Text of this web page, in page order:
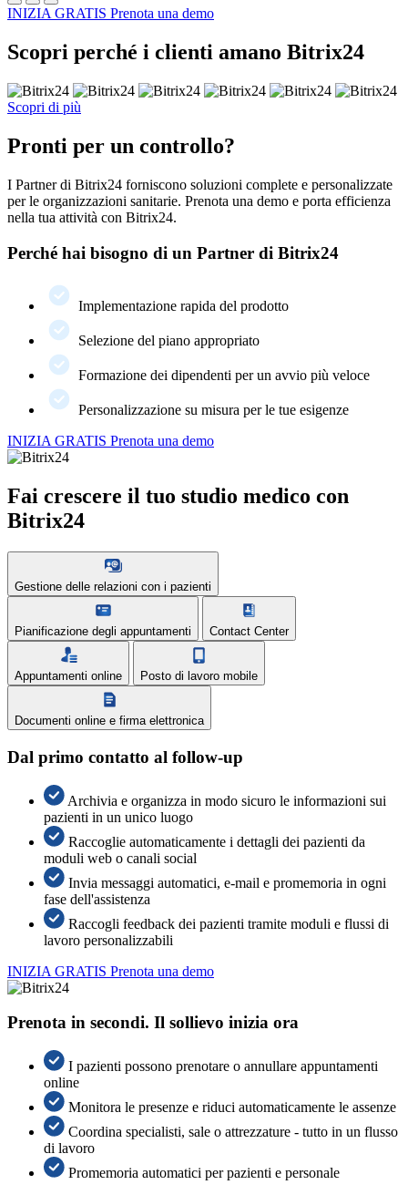
INIZIA GRATIS Prenota una demo
Scopri perché i clienti amano Bitrix24
Scopri di più
Pronti per un controllo?
I Partner di Bitrix24 forniscono soluzioni complete e personalizzate
per le organizzazioni sanitarie. Prenota una demo e porta efficienza
nella tua attività con Bitrix24.
Perché hai bisogno di un Partner di Bitrix24
Implementazione rapida del prodotto
Selezione del piano appropriato
Formazione dei dipendenti per un avvio più veloce
Personalizzazione su misura per le tue esigenze
INIZIA GRATIS Prenota una demo
Fai crescere il tuo studio medico con
Bitrix24
Gestione delle relazioni con i pazienti
Pianificazione degli appuntamenti Contact Center
Appuntamenti online Posto di lavoro mobile
Documenti online e firma elettronica
Dal primo contatto al follow-up
Archivia e organizza in modo sicuro le informazioni sui
pazienti in un unico luogo
Raccoglie automaticamente i dettagli dei pazienti da
moduli web o canali social
Invia messaggi automatici, e-mail e promemoria in ogni
fase dell'assistenza
Raccogli feedback dei pazienti tramite moduli e flussi di
lavoro personalizzabili
INIZIA GRATIS Prenota una demo
Prenota in secondi. Il sollievo inizia ora
I pazienti possono prenotare o annullare appuntamenti
online
Monitora le presenze e riduci automaticamente le assenze
Coordina specialisti, sale o attrezzature - tutto in un flusso
di lavoro
Promemoria automatici per pazienti e personale